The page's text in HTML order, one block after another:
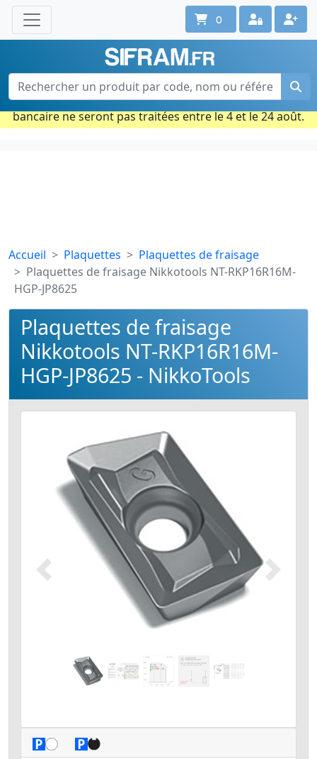
Une question ? Un conseil ?
Contactez-nous au 02 40 92 17 71
Ouvert du lun. au vend. de 08h à 18h
Période estivale : Les commandes prises par carte
bancaire ne seront pas traitées entre le 4 et le 24 août.
0
Accueil Plaquettes
Plaquettes de fraisage
Plaquettes de fraisage Nikkotools NT-RKP16R16M-
HGP-JP8625
Plaquettes de fraisage
Nikkotools NT-RKP16R16M-
HGP-JP8625 - NikkoTools
Précédent Suivant